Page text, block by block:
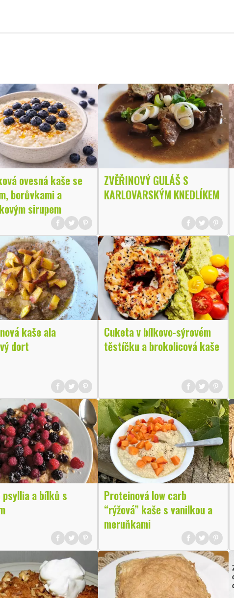
ovesná kaše se
borůvkami a
sirupem
ZVĚŘINOVÝ GULÁŠ S
KARLOVARSKÝM KNEDLÍKEM
kaše ala
dort
Cuketa v bílkovo-sýrovém
těstíčku a brokolicová kaše
psyllia a bílků s
Proteinová low carb
“rýžová” kaše s vanilkou a
meruňkami